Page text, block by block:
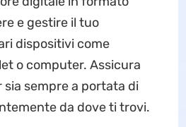
e gestire il tuo
dispositivi come
o computer. Assicura
sia sempre a portata di
da dove ti trovi.